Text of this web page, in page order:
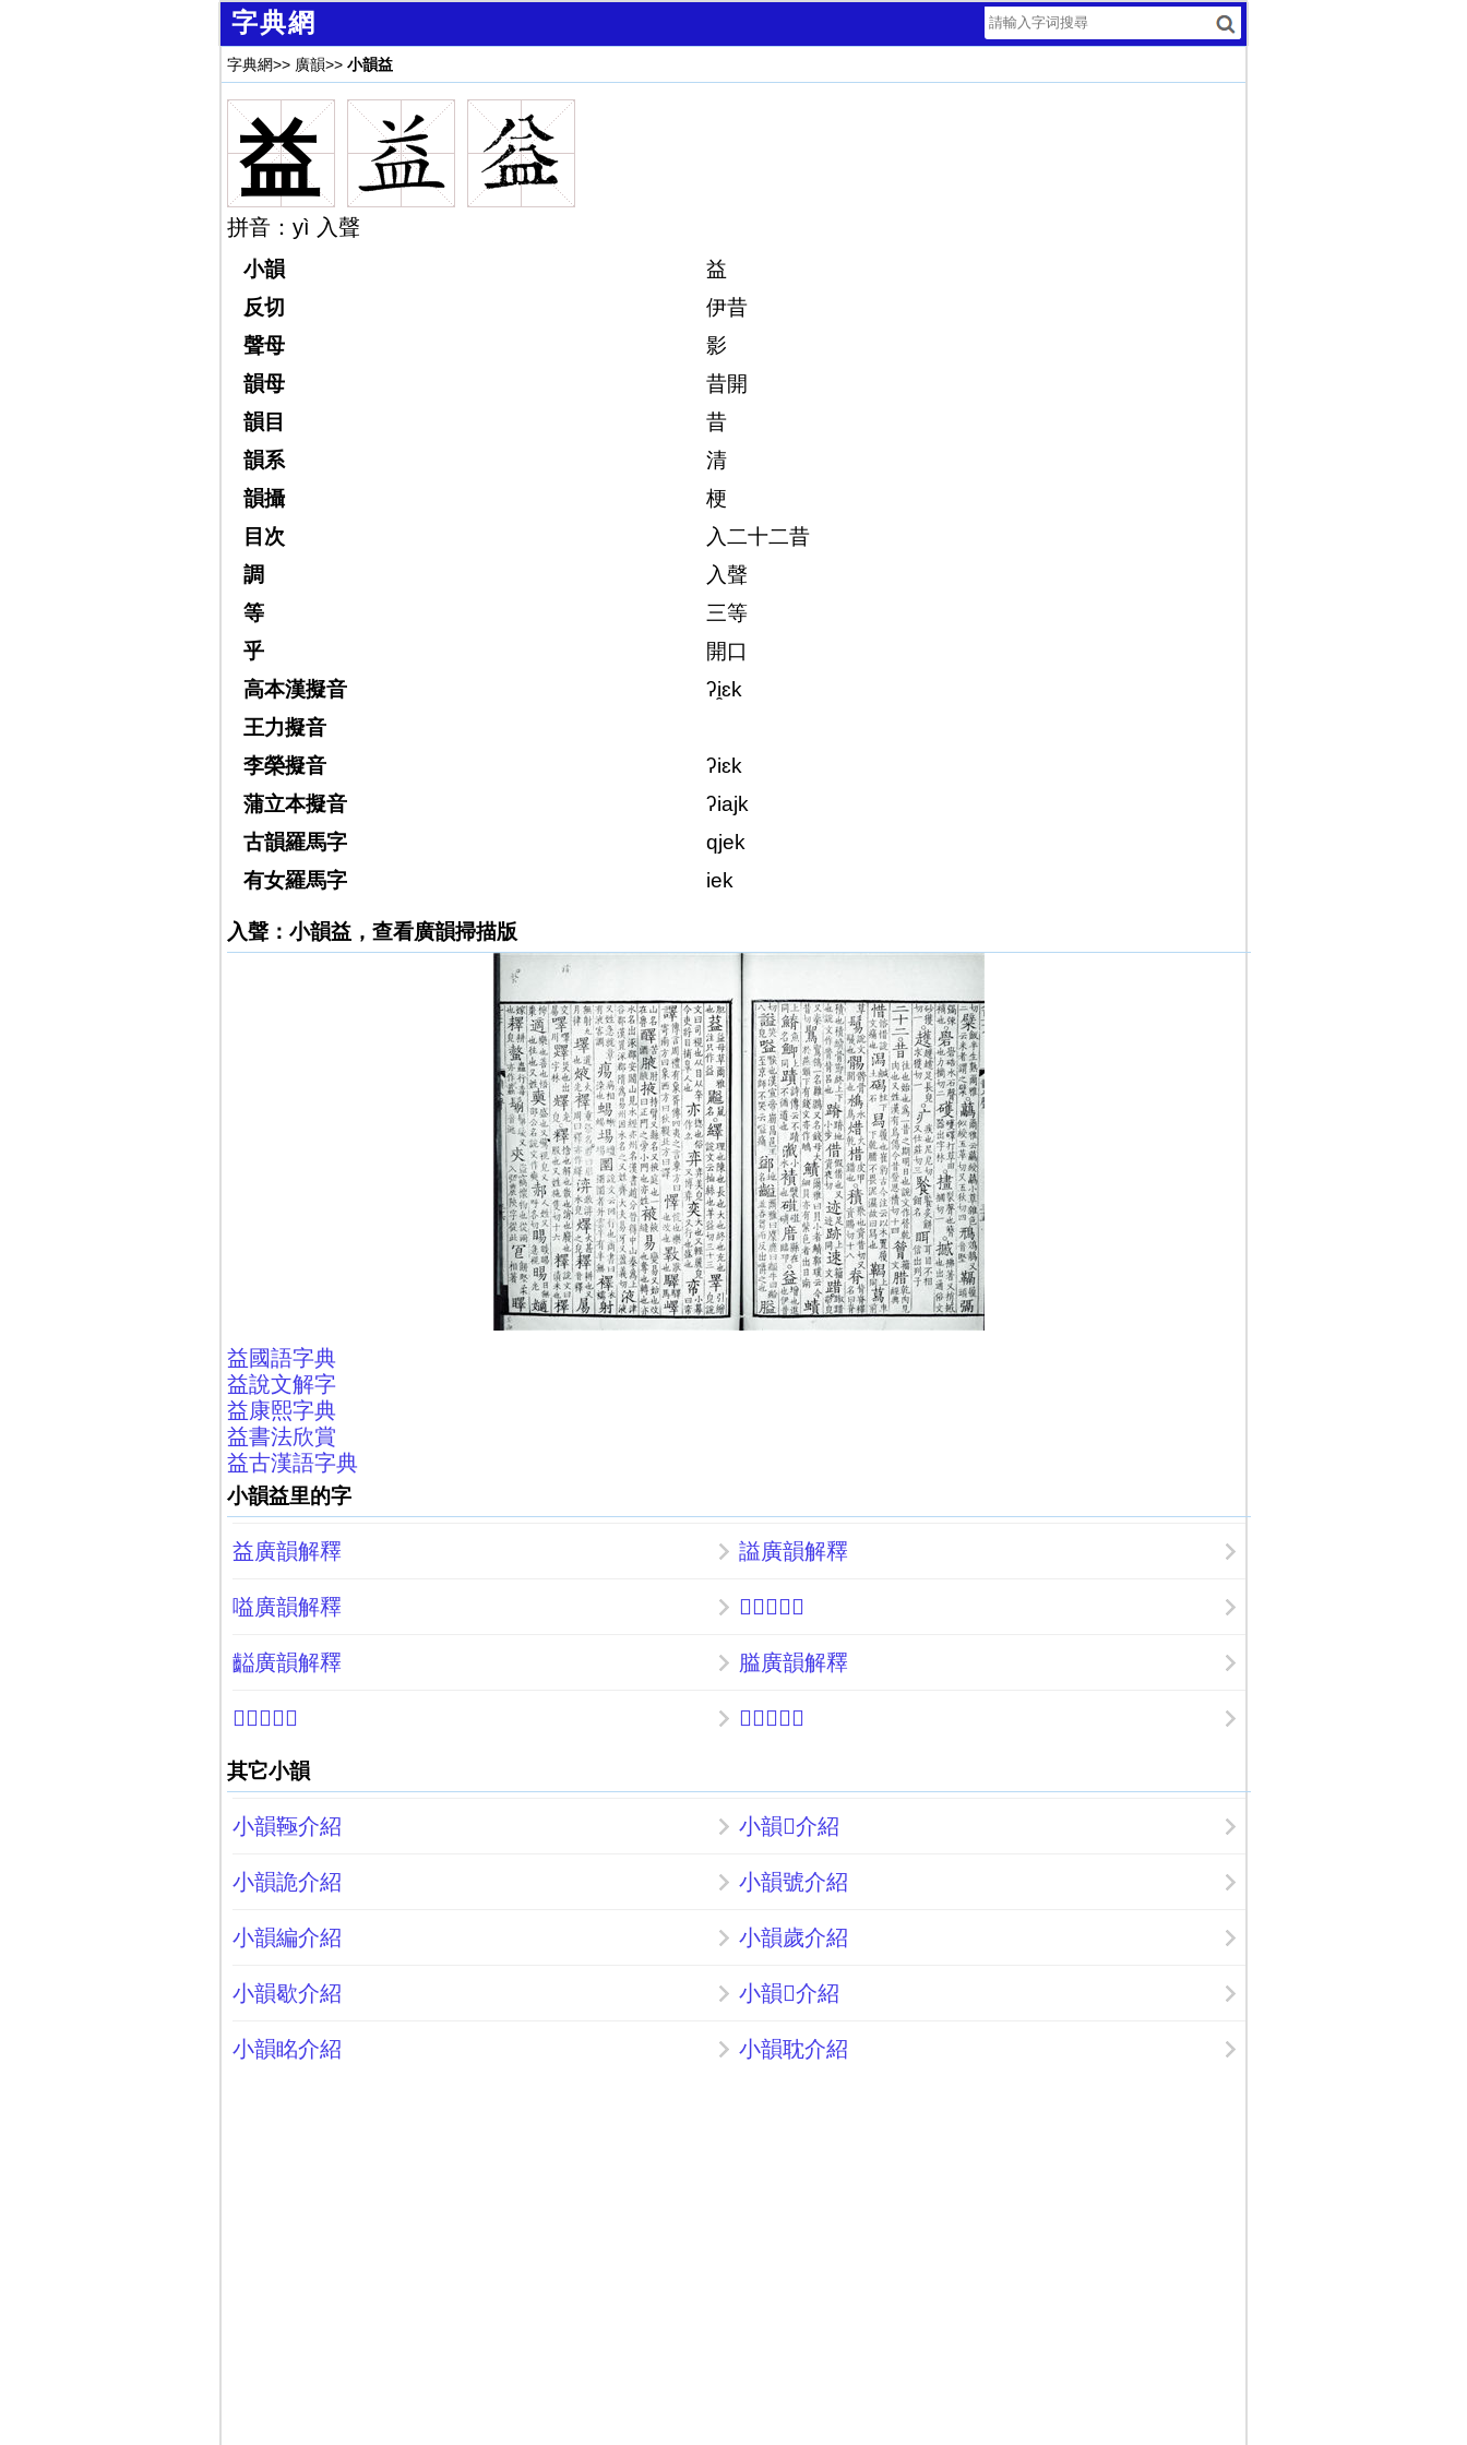
字典網
字典網>> 廣韻>> 小韻益
益
拼音：yì 入聲
小韻
益
反切
伊昔
聲母
影
韻母
昔開
韻目
昔
韻系
清
韻攝
梗
目次
入二十二昔
調
入聲
等
三等
乎
開口
高本漢擬音
ʔi̯ɛk
王力擬音
李榮擬音
ʔiɛk
蒲立本擬音
ʔiajk
古韻羅馬字
qjek
有女羅馬字
iek
入聲：小韻益，查看廣韻掃描版
益國語字典
益說文解字
益康熙字典
益書法欣賞
益古漢語字典
小韻益里的字
益廣韻解釋 謚廣韻解釋
嗌廣韻解釋 𨜶廣韻解釋
齸廣韻解釋 膉廣韻解釋
𦶩廣韻解釋 𪕶廣韻解釋
其它小韻
小韻䩯介紹 小韻𨮱介紹
小韻詭介紹 小韻號介紹
小韻編介紹 小韻歲介紹
小韻歇介紹 小韻𧇠介紹
小韻眳介紹 小韻耽介紹